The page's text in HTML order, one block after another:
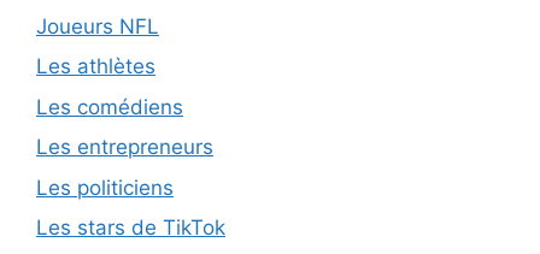
Joueurs NFL
Les athlètes
Les comédiens
Les entrepreneurs
Les politiciens
Les stars de TikTok